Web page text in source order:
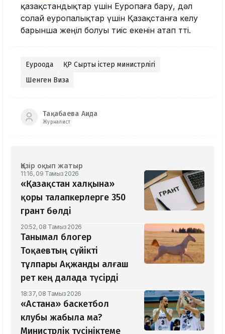
қазақстандықтар үшін Еуропаға бару, дәл
солай еуропалықтар үшін Қазақстанға келу
барынша жеңіл болуы тиіс екенін атап өтті.
Еуроодақ
ҚР Сыртқы істер министрлігі
Шенген Виза
Тақабаева Аида
Журналист
Қазір оқып жатыр
11:16, 09 Тамыз 2026
«Қазақстан халқына»
қоры талапкерлерге 350
грант бөлді
20:52, 08 Тамыз 2026
Танымал блогер
Тоқаевтың сүйікті
тұлпары Ақжанды алғаш
рет кең далада түсірді
18:37, 08 Тамыз 2026
«Астана» баскетбол
клубы жабыла ма?
Министрлік түсініктеме